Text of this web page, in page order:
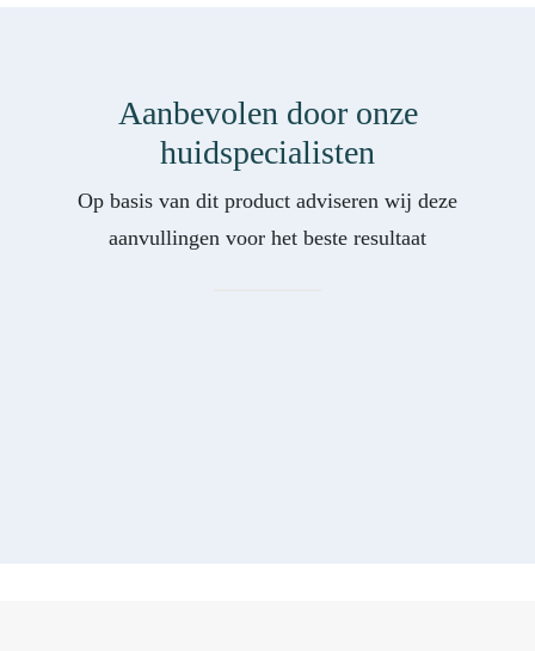
Aanbevolen door onze
huidspecialisten
Op basis van dit product adviseren wij deze
aanvullingen voor het beste resultaat